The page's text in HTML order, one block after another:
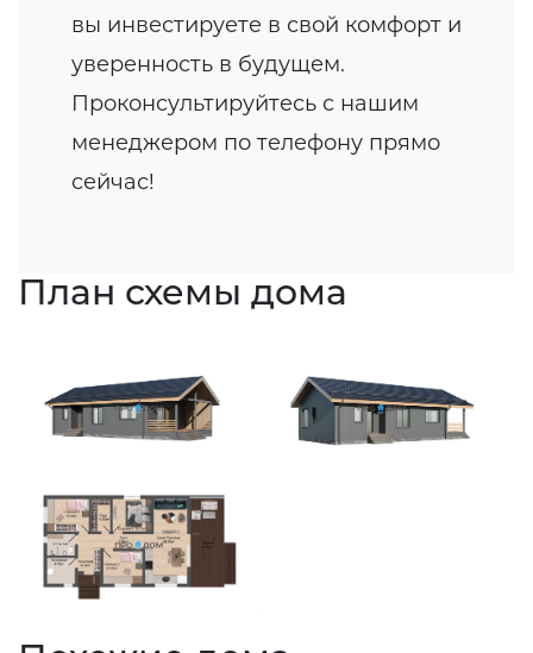
вы инвестируете в свой комфорт и
уверенность в будущем.
Проконсультируйтесь с нашим
менеджером по телефону прямо
сейчас!
План схемы дома